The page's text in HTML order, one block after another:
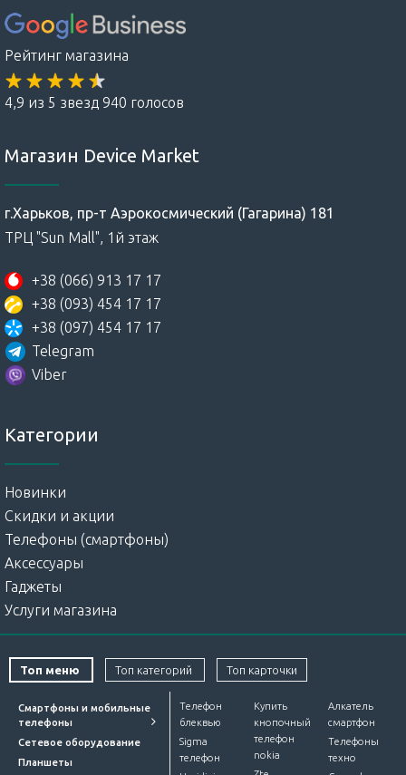
Рейтинг магазина
4,9 из 5 звезд 940 голосов
Магазин Device Market
г.Харьков, пр-т Аэрокосмический (Гагарина) 181
ТРЦ "Sun Mall", 1й этаж
+38 (066) 913 17 17
+38 (093) 454 17 17
+38 (097) 454 17 17
Telegram
Viber
Категории
Новинки
Скидки и акции
Телефоны (смартфоны)
Аксессуары
Гаджеты
Услуги магазина
Топ меню Топ категорий Топ карточки
Смартфоны и мобильные
телефоны
Сетевое оборудование
Планшеты
Телефон
блеквью
Sigma
телефон
Купить
кнопочный
телефон
nokia
Алкатель
смартфон
Телефоны
техно